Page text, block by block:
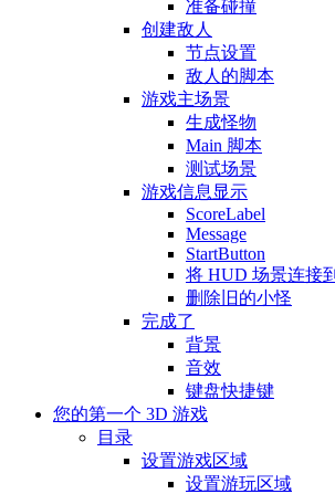
准备碰撞
创建敌人
节点设置
敌人的脚本
游戏主场景
生成怪物
Main 脚本
测试场景
游戏信息显示
ScoreLabel
Message
StartButton
将 HUD 场景连接
删除旧的小怪
完成了
背景
音效
键盘快捷键
您的第一个 3D 游戏
目录
设置游戏区域
设置游玩区域